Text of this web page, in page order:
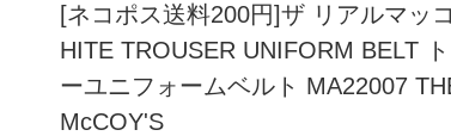
[ネコポス送料200円]ザ リアルマッ
HITE TROUSER UNIFORM BELT
ーユニフォームベルト MA22007
McCOY'S